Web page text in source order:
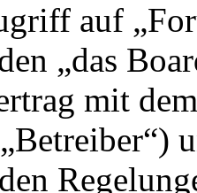
auf
„das
mit